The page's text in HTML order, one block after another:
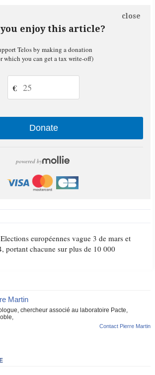
enjoy this article?
close
Telos by making a donation
which you can get a tax write-off)
€
Donate
powered by
européennes vague 3 de mars et
portant chacune sur plus de 10 000
Martin
chercheur associé au laboratoire Pacte,
Contact Pierre Martin